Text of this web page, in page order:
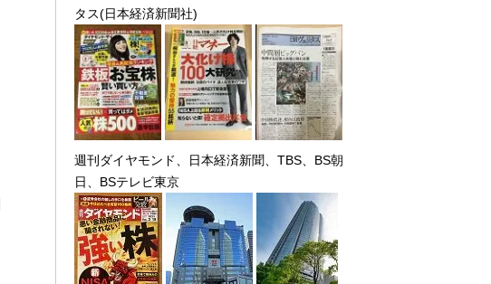
タス(日本経済新聞社)
週刊ダイヤモンド、日本経済新聞、TBS、BS朝
日、BSテレビ東京